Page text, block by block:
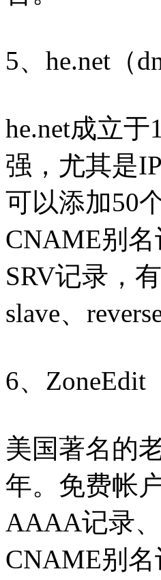
5、he.net（
he.net成立
强，尤其是
可以添加50
CNAME别
SRV记录，
slave、
6、ZoneEdit
美国著名的
年。免费帐
AAAA记录
CNAME别